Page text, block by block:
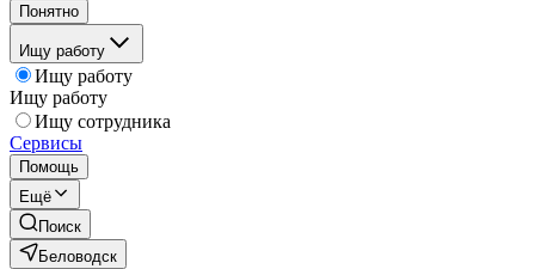
Понятно
Ищу работу
Ищу работу
Ищу работу
Ищу сотрудника
Сервисы
Помощь
Ещё
Поиск
Беловодск